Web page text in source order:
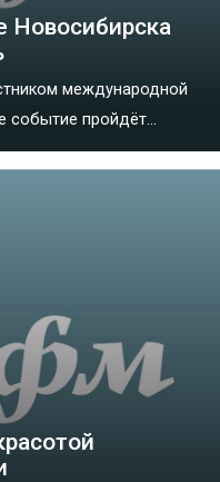
Новосибирска
международной
событие пройдёт...